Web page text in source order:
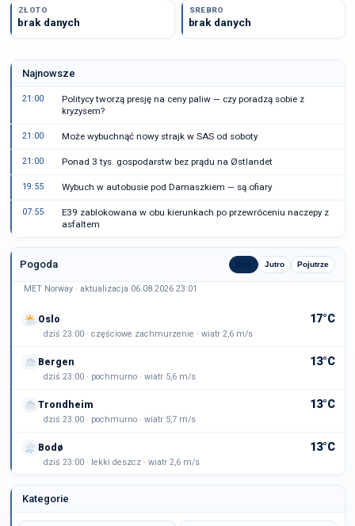
ZŁOTO
brak danych
SREBRO
brak danych
Najnowsze
21:00
Politycy tworzą presję na ceny paliw — czy poradzą sobie z
kryzysem?
21:00 Może wybuchnąć nowy strajk w SAS od soboty
21:00 Ponad 3 tys. gospodarstw bez prądu na Østlandet
19:55 Wybuch w autobusie pod Damaszkiem — są ofiary
07:55
E39 zablokowana w obu kierunkach po przewróceniu naczepy z
asfaltem
Pogoda Dziś Jutro Pojutrze
MET Norway · aktualizacja 06.08.2026 23:01
Oslo 17°C
dziś 23:00 · częściowe zachmurzenie · wiatr 2,6 m/s
Bergen 13°C
dziś 23:00 · pochmurno · wiatr 5,6 m/s
Trondheim 13°C
dziś 23:00 · pochmurno · wiatr 5,7 m/s
Bodø 13°C
dziś 23:00 · lekki deszcz · wiatr 2,6 m/s
Kategorie